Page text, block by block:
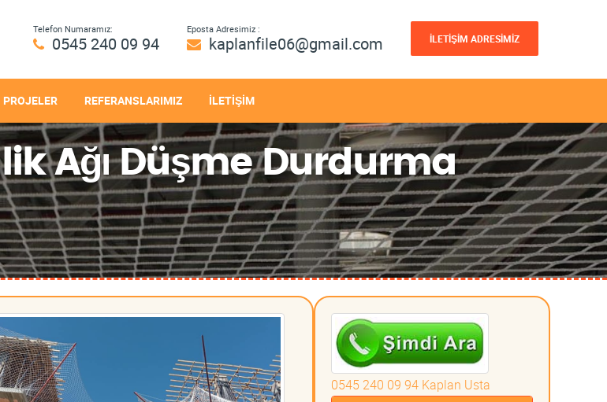
Telefon Numaramız:
0545 240 09 94
Eposta Adresimiz :
kaplanfile06@gmail.com İLETİŞİM ADRESİMİZ
PROJELER REFERANSLARIMIZ İLETİŞİM
Ağı Düşme Durdurma
0545 240 09 94 Kaplan Usta